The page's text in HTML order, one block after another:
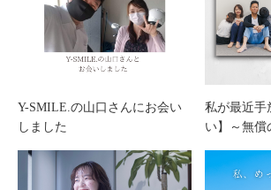
Y-SMILE.の山口さんにお会い
しました
私が最近手
い】～無